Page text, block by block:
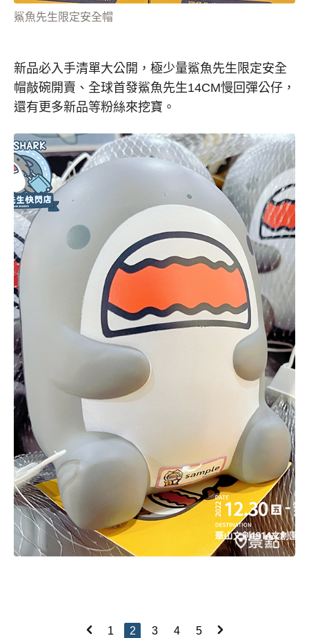
鯊魚先生限定安全帽
新品必入手清單大公開，極少量鯊魚先生限定安全
帽敲碗開賣、全球首發鯊魚先生14CM慢回彈公仔，
還有更多新品等粉絲來挖寶。
1 2 3 4 5